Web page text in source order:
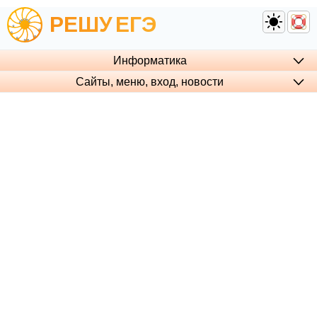
РЕШУЕГЭ
Информатика
Сайты, меню, вход, но­во­сти